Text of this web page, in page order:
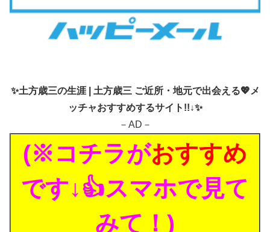
✨土方歳三の生涯 | 土方歳三 ご近所・地元で出会える💖メ
ッチャおすすめするサイト!!↓✨
－AD－
(※コチラがおすすめ
です↓👍スマホで見て
みて！)